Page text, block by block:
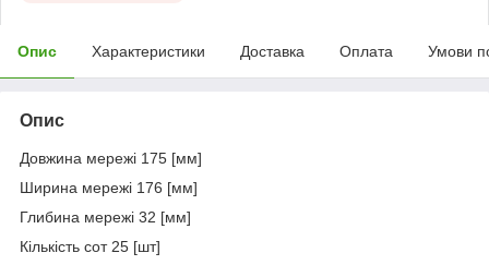
Опис Характеристики Доставка Оплата Умови
Опис
Довжина мережі 175 [мм]
Ширина мережі 176 [мм]
Глибина мережі 32 [мм]
Кількість сот 25 [шт]